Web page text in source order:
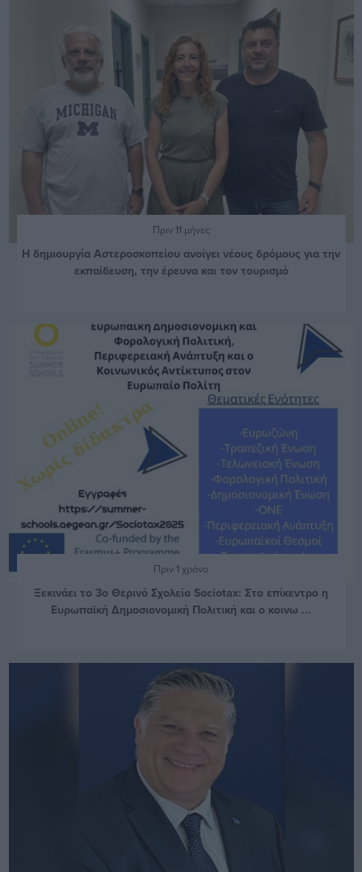
Πριν 11 μήνες
Η δημιουργία Αστεροσκοπείου ανοίγει νέους δρόμους για την
εκπαίδευση, την έρευνα και τον τουρισμό
Πριν 1 χρόνο
Ξεκινάει το 3ο Θερινό Σχολείο Sociotax: Στο επίκεντρο η
Ευρωπαϊκή Δημοσιονομική Πολιτική και ο κοινω ...